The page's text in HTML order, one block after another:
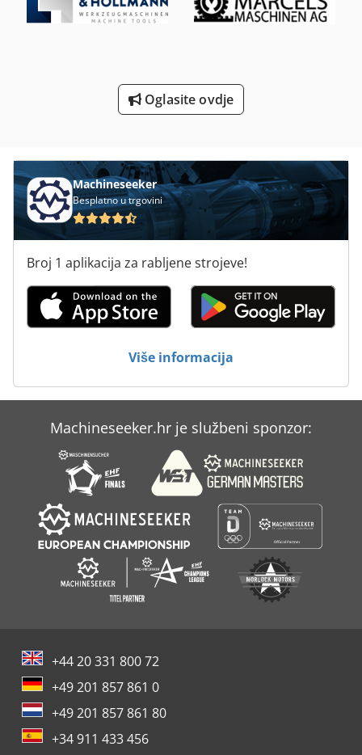
Strojevi Za Obrubljivanje
Strojevi Za Proizvodnju
Za Potpredsjednika 200 Mm
Oglasite ovdje
Machineseeker
Besplatno u trgovini
Broj 1 aplikacija za rabljene strojeve!
Više informacija
Machineseeker.hr je službeni sponzor:
+44 20 331 800 72
+49 201 857 861 0
+49 201 857 861 80
+34 911 433 456